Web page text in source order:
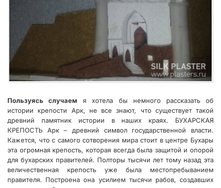
Пользуясь случаем я хотела бы немного рассказать об
истории крепости Арк, не все знают, что существует такой
древний памятник истории в наших краях. БУХАРСКАЯ
КРЕПОСТЬ Арк – древний символ государственной власти.
Кажется, что с самого сотворения мира стоит в центре Бухары
эта огромная крепость, которая всегда была защитой и опорой
для бухарских правителей. Полторы тысячи лет тому назад эта
величественная крепость уже была местопребыванием
правителя. Построена она усилием тысячи рабов, создавших